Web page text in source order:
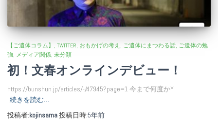
【ご遺体コラム】 TWITTER おもかげの考え ご遺体にまつわる話 ご遺体の勉
強 メディア関係 未分類
初！文春オンラインデビュー！
https://bunshun.jp/articles/-/47945?page=1 今まで何度かY
続きを読む…
投稿者:kojinsama投稿日時:5年前